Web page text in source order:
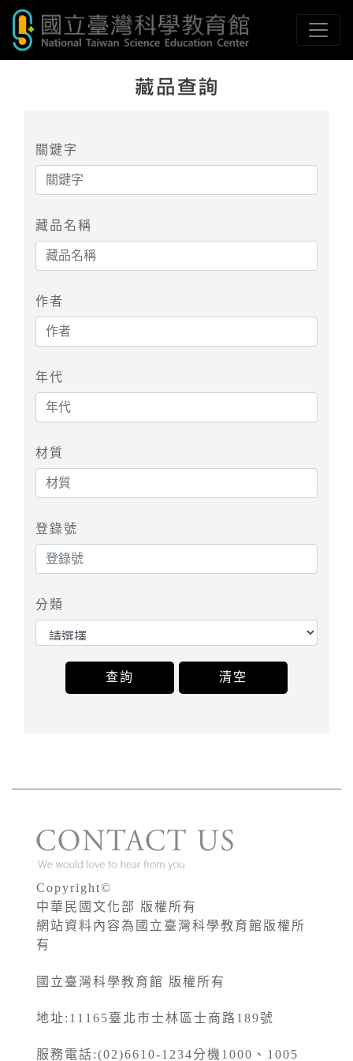
跳到主要內容
國立臺灣科學教育館
網頁導覽
關鍵字
藏品名稱
作者
年代
材質
登錄號
分類
Copyright©
中華民國文化部 版權所有
網站資料內容為國立臺灣科學教育館版權所
有
國立臺灣科學教育館 版權所有
地址:11165臺北市士林區士商路189號
服務電話:(02)6610-1234分機1000、1005